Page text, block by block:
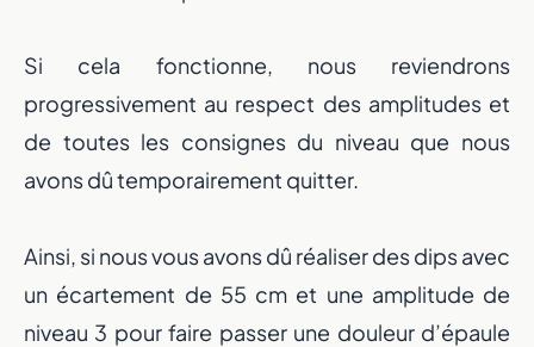
Si cela fonctionne, nous reviendrons
progressivement au respect des amplitudes et
de toutes les consignes du niveau que nous
avons dû temporairement quitter.
Ainsi, si nous vous avons dû réaliser des dips avec
un écartement de 55 cm et une amplitude de
niveau 3 pour faire passer une douleur d’épaule